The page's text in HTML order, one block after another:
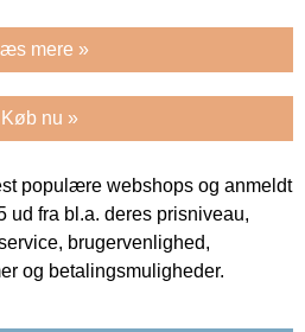
mere »
Køb nu »
populære webshops og anmeldt
ud fra bl.a. deres prisniveau,
brugervenlighed,
og betalingsmuligheder.